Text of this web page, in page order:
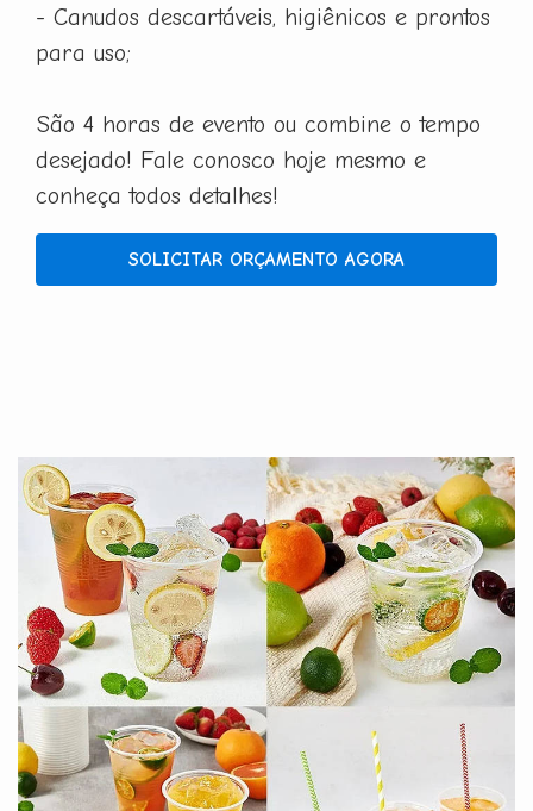
- Canudos descartáveis, higiênicos e prontos
para uso;
São 4 horas de evento ou combine o tempo
desejado! Fale conosco hoje mesmo e
conheça todos detalhes!
SOLICITAR ORÇAMENTO AGORA